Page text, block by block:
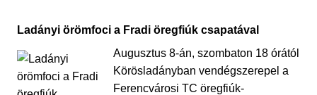
Ladányi örömfoci a Fradi öregfiúk csapatával
Augusztus 8-án, szombaton 18 órától
Körösladányban vendégszerepel a
Ferencvárosi TC öregfiúk-